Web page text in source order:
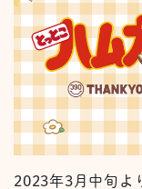
2023年3月中旬よ